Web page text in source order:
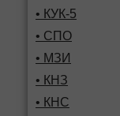
• КУК-5
• СПО
• МЗИ
• КНЗ
• КНС